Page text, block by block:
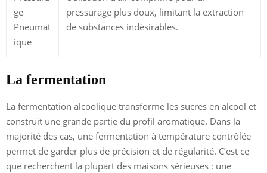
ge
Pneumat
ique
pressurage plus doux, limitant la extraction
de substances indésirables.
La fermentation
La fermentation alcoolique transforme les sucres en alcool et
construit une grande partie du profil aromatique. Dans la
majorité des cas, une fermentation à température contrôlée
permet de garder plus de précision et de régularité. C’est ce
que recherchent la plupart des maisons sérieuses : une